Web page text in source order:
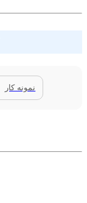
نمونه کار